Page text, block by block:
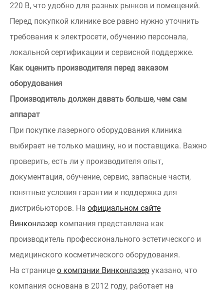
220 В, что удобно для разных рынков и помещений.
Перед покупкой клинике все равно нужно уточнить
требования к электросети, обучению персонала,
локальной сертификации и сервисной поддержке.
Как оценить производителя перед заказом
оборудования
Производитель должен давать больше, чем сам
аппарат
При покупке лазерного оборудования клиника
выбирает не только машину, но и поставщика. Важно
проверить, есть ли у производителя опыт,
документация, обучение, сервис, запасные части,
понятные условия гарантии и поддержка для
дистрибьюторов. На официальном сайте
Винконлазер компания представлена как
производитель профессионального эстетического и
медицинского косметического оборудования.
На странице о компании Винконлазер указано, что
компания основана в 2012 году, работает на